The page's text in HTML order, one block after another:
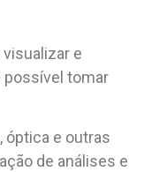
e
possível tomar
óptica e outras
de análises e